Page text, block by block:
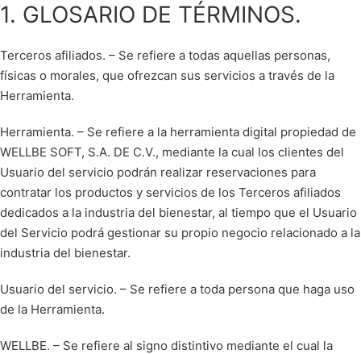
Saltar
contenido
1. GLOSARIO DE TÉRMINOS.
Terceros afiliados. – Se refiere a todas aquellas personas,
físicas o morales, que ofrezcan sus servicios a través de la
Herramienta.
Herramienta. – Se refiere a la herramienta digital propiedad de
WELLBE SOFT, S.A. DE C.V., mediante la cual los clientes del
Usuario del servicio podrán realizar reservaciones para
contratar los productos y servicios de los Terceros afiliados
dedicados a la industria del bienestar, al tiempo que el Usuario
del Servicio podrá gestionar su propio negocio relacionado a la
industria del bienestar.
Usuario del servicio. – Se refiere a toda persona que haga uso
de la Herramienta.
WELLBE. – Se refiere al signo distintivo mediante el cual la